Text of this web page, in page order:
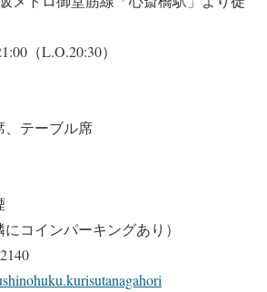
（L.O.20:30）
、テーブル席
コインパーキングあり）